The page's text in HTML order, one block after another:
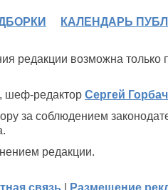
КАЛЕНДАРЬ
редакции возможна только
, шеф-редактор Сергей
за соблюдением
редакции.
связь Размещение